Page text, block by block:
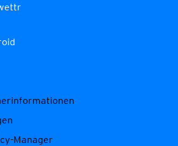
Manager